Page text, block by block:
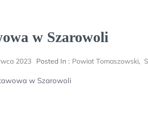
w Szarowoli
2023 Posted In : Powiat Tomaszowski,
w Szarowoli